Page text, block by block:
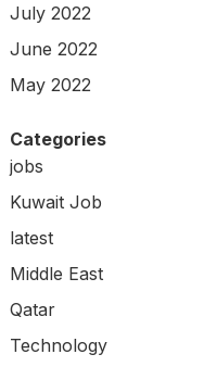
July 2022
June 2022
May 2022
Categories
jobs
Kuwait Job
latest
Middle East
Qatar
Technology